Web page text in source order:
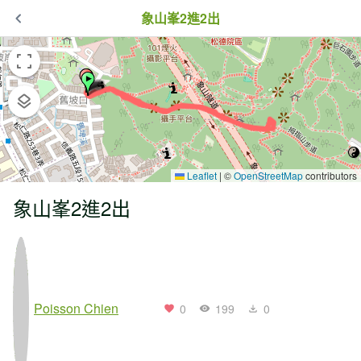
象山峯2進2出
Leaflet | ©OpenStreetMapcontributors
象山峯2進2出
Poisson Chien 0 199 0